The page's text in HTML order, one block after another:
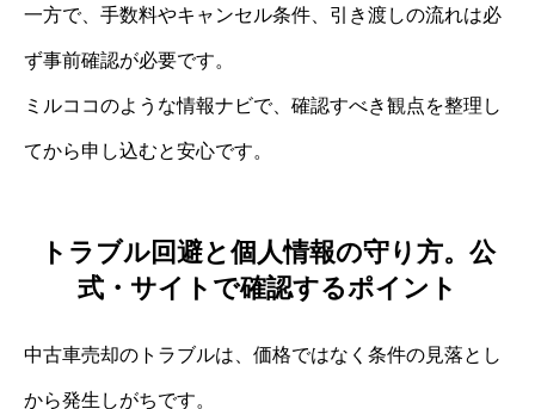
一方で、手数料やキャンセル条件、引き渡しの流れは必
ず事前確認が必要です。
ミルココのような情報ナビで、確認すべき観点を整理し
てから申し込むと安心です。
トラブル回避と個人情報の守り方。公
式・サイトで確認するポイント
中古車売却のトラブルは、価格ではなく条件の見落とし
から発生しがちです。